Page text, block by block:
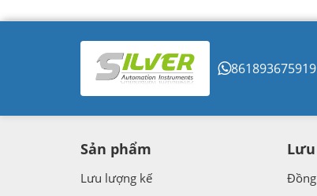
1. Lưu lượng kế bánh răng hình
Sản phẩm
Lưu lượng kế